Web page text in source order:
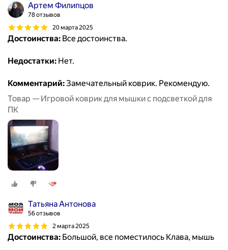
Артем Филипцов
78 отзывов
20 марта 2025
Достоинства: Все достоинства.
Недостатки: Нет.
Комментарий:Замечательный коврик. Рекомендую.
Товар — Игровой коврик для мышки с подсветкой для
ПК
Татьяна Антонова
56 отзывов
2 марта 2025
Достоинства: Большой, все поместилось Клава, мышь